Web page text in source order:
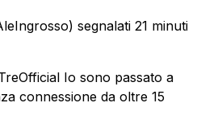
segnalati 21 minuti
Io sono passato a
connessione da oltre 15